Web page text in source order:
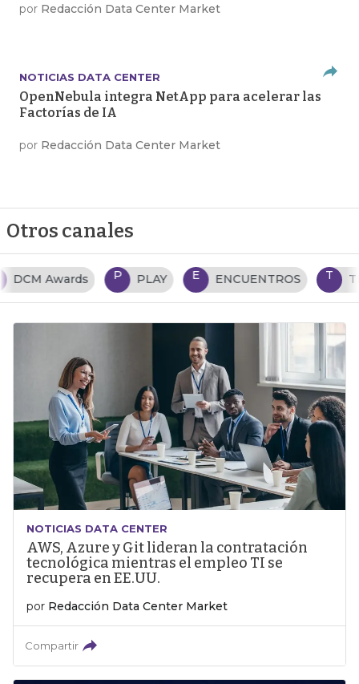
por Redacción Data Center Market
NOTICIAS DATA CENTER
OpenNebula integra NetApp para acelerar las
Factorías de IA
por Redacción Data Center Market
Otros canales
P PLAY E ENCUENTROS T TENDENCIAS TI
NOTICIAS DATA CENTER
AWS, Azure y Git lideran la contratación
tecnológica mientras el empleo TI se
recupera en EE.UU.
por Redacción Data Center Market
Compartir